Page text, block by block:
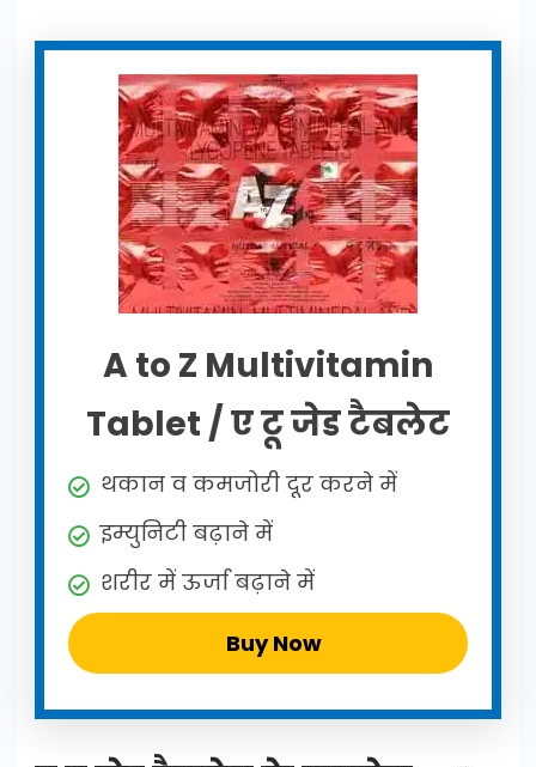
A to Z Multivitamin
Tablet / ए टू जेड टैबलेट
थकान व कमजोरी दूर करने में
इम्युनिटी बढ़ाने में
शरीर में ऊर्जा बढ़ाने में
Buy Now